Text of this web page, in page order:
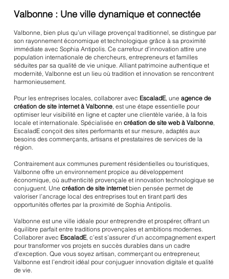
Valbonne : Une ville dynamique et connectée
Valbonne, bien plus qu’un village provençal traditionnel, se distingue par
son rayonnement économique et technologique grâce à sa proximité
immédiate avec Sophia Antipolis. Ce carrefour d’innovation attire une
population internationale de chercheurs, entrepreneurs et familles
séduites par sa qualité de vie unique. Alliant patrimoine authentique et
modernité, Valbonne est un lieu où tradition et innovation se rencontrent
harmonieusement.
Pour les entreprises locales, collaborer avec EscaladE, uneagence de
création de site internet à Valbonne, est une étape essentielle pour
optimiser leur visibilité en ligne et capter une clientèle variée, à la fois
locale et internationale. Spécialisée encréation de site web à Valbonne,
EscaladE conçoit des sites performants et sur mesure, adaptés aux
besoins des commerçants, artisans et prestataires de services de la
région.
Contrairement aux communes purement résidentielles ou touristiques,
Valbonne offre un environnement propice au développement
économique, où authenticité provençale et innovation technologique se
conjuguent. Unecréation de site internetbien pensée permet de
valoriser l’ancrage local des entreprises tout en tirant parti des
opportunités offertes par la proximité de Sophia Antipolis.
Valbonne est une ville idéale pour entreprendre et prospérer, offrant un
équilibre parfait entre traditions provençales et ambitions modernes.
Collaborer avec EscaladE, c’est s’assurer d’un accompagnement expert
pour transformer vos projets en succès durables dans un cadre
d’exception. Que vous soyez artisan, commerçant ou entrepreneur,
Valbonne est l’endroit idéal pour conjuguer innovation digitale et qualité
de vie.